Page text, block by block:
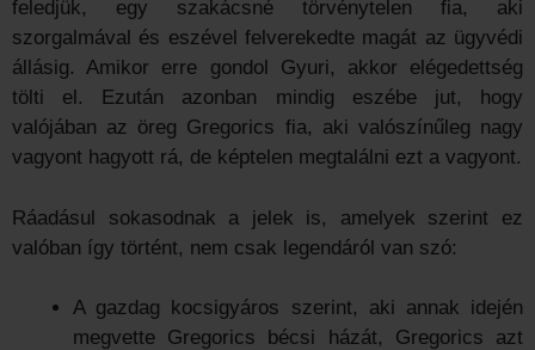
feledjük, egy szakácsné törvénytelen fia, aki
szorgalmával és eszével felverekedte magát az ügyvédi
állásig. Amikor erre gondol Gyuri, akkor elégedettség
tölti el. Ezután azonban mindig eszébe jut, hogy
valójában az öreg Gregorics fia, aki valószínűleg nagy
vagyont hagyott rá, de képtelen megtalálni ezt a vagyont.
Ráadásul sokasodnak a jelek is, amelyek szerint ez
valóban így történt, nem csak legendáról van szó:
A gazdag kocsigyáros szerint, aki annak idején
megvette Gregorics bécsi házát, Gregorics azt